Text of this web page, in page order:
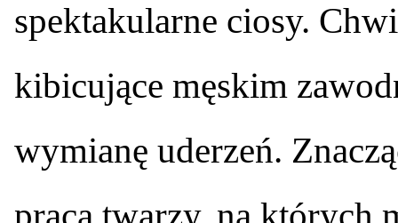
spektakularne ciosy.
kibicujące męskim
wymianę uderzeń.